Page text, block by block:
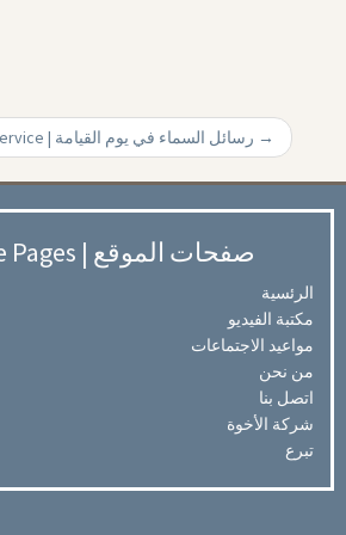
→
Site Pages | صفحات الموقع
الرئسية
مكتبة الفيديو
مواعيد الاجتماعات
من نحن
اتصل بنا
شركة الأخوة
تبرع